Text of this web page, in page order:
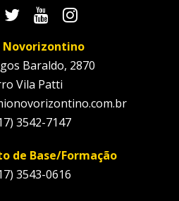
Novorizontino
Baraldo, 2870
Vila Patti
3542-7147
de Base/Formação
3543-0616